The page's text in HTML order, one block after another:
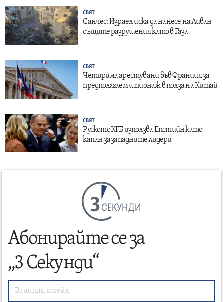
СВЯТ
Санчес: Израел иска да нанесе на Ливан
същите разрушения като в Газа
СВЯТ
Четирима арестувани във Франция за
предполагаем шпионаж в полза на Китай
СВЯТ
Руското КГБ използва Епстийн като
капан за западните лидери
СЕКУНДИ
Абонирайте се за
„3 Секунди“